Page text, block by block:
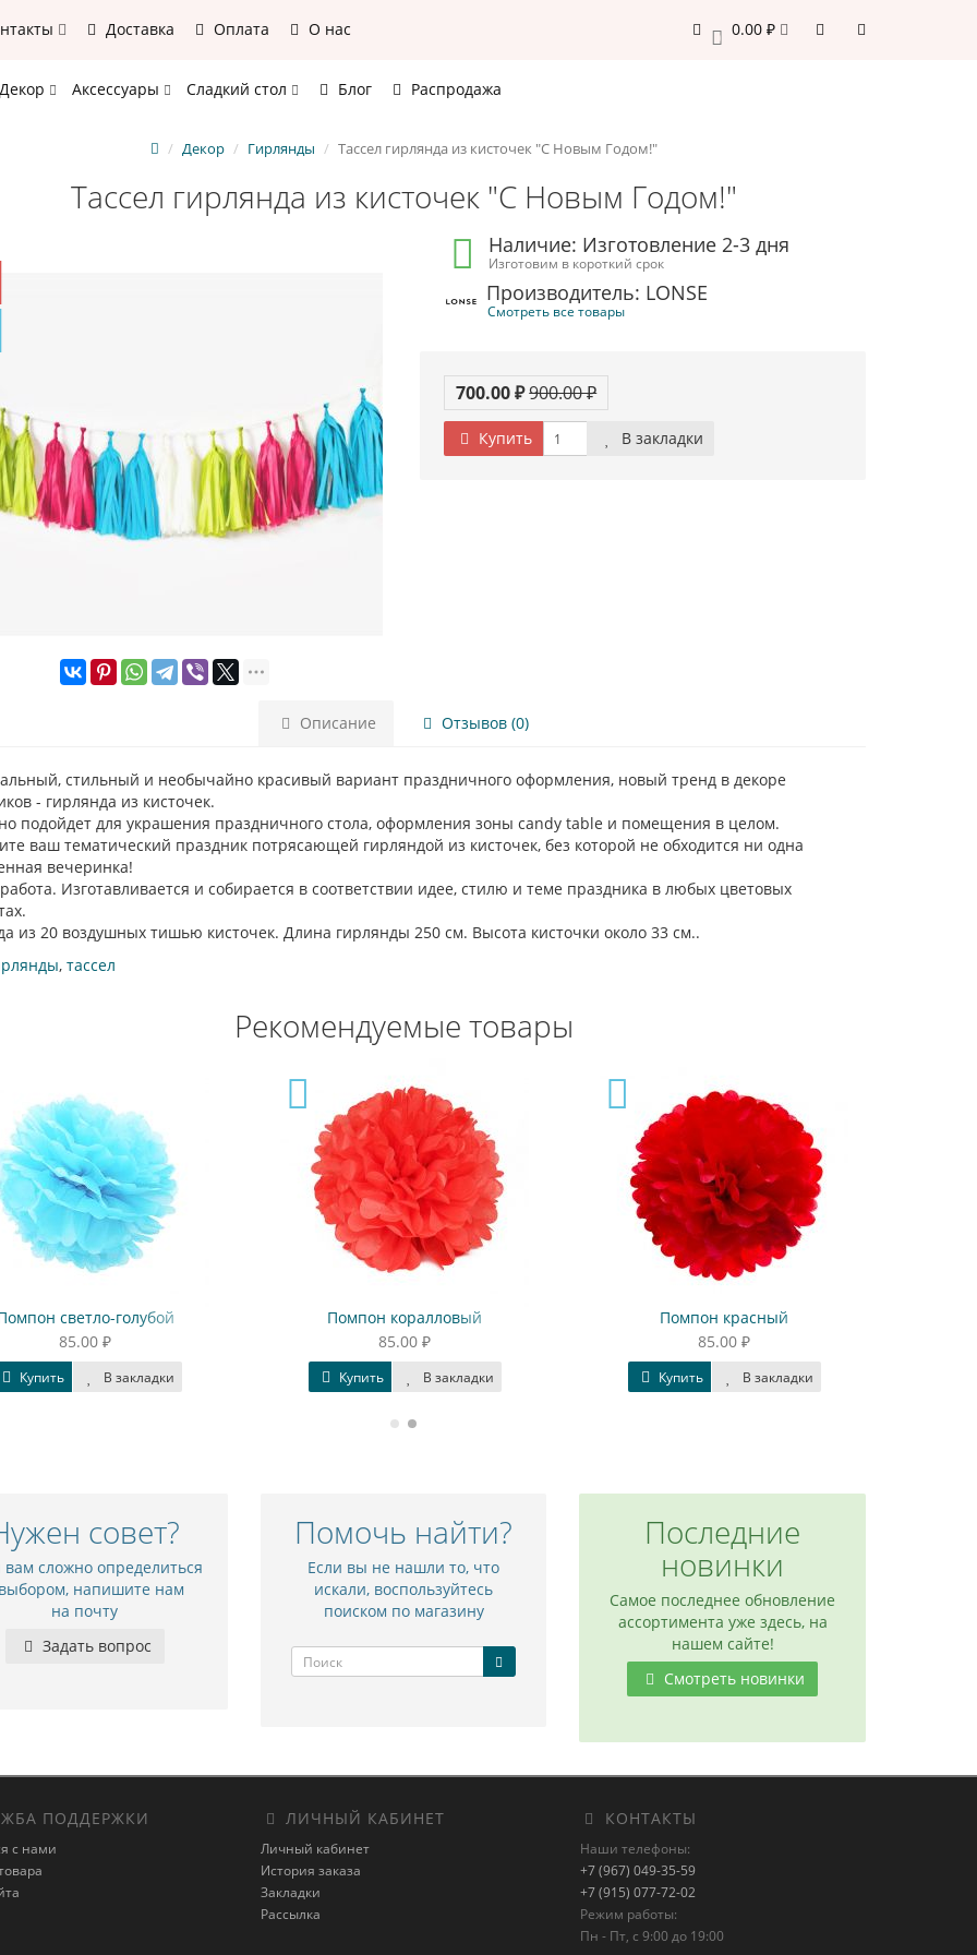
Доставка Оплата О нас 0 0.00 ₽
Декор Аксессуары Сладкий стол Блог Распродажа
Декор Гирлянды Тассел гирлянда из кисточек "С Новым Годом!"
Тассел гирлянда из кисточек "С Новым Годом!"
Наличие: Изготовление 2-3 дня
Изготовим в короткий срок
Производитель: LONSE
Смотреть все товары
700.00 ₽900.00 ₽
Купить В закладки
Описание Отзывов (0)
стильный и необычайно красивый вариант праздничного оформления, новый тренд в декоре
- гирлянда из кисточек.
подойдет для украшения праздничного стола, оформления зоны candy table и помещения в целом.
ваш тематический праздник потрясающей гирляндой из кисточек, без которой не обходится ни одна
вечеринка!
Изготавливается и собирается в соответствии идее, стилю и теме праздника в любых цветовых
из 20 воздушных тишью кисточек. Длина гирлянды 250 см. Высота кисточки около 33 см..
, тассел
Рекомендуемые товары
светло-голубой
85.00 ₽
Купить В закладки
Помпон коралловый
85.00 ₽
Купить В закладки
Помпон красный
85.00 ₽
Купить В закладки
совет?
вам сложно определиться
напишите нам
на почту
Задать вопрос
Помочь найти?
Если вы не нашли то, что
искали, воспользуйтесь
поиском по магазину
Последние
новинки
Самое последнее обновление
ассортимента уже здесь, на
нашем сайте!
Смотреть новинки
ПОДДЕРЖКИ
с нами
ЛИЧНЫЙ КАБИНЕТ
Личный кабинет
История заказа
Закладки
Рассылка
КОНТАКТЫ
Наши телефоны:
+7 (967) 049-35-59
+7 (915) 077-72-02
Режим работы:
Пн - Пт, с 9:00 до 19:00